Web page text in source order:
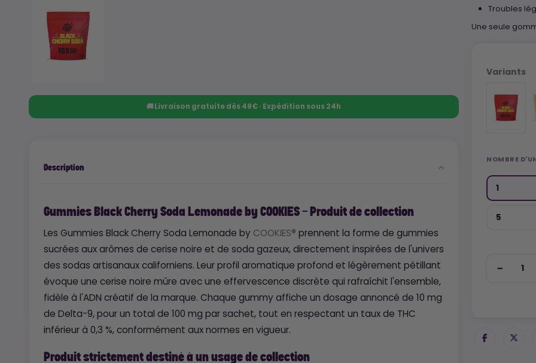
🚚 Livraison gratuite dès 49€ · Expédition sous 24h
Description
Gummies Black Cherry Soda Lemonade by COOKIES - Produit de collection
Les Gummies Black Cherry Soda Lemonade by COOKIES® prennent la forme de gummies
sucrées aux arômes de cerise noire et de soda gazeux, directement inspirées de l'univers
des sodas artisanaux californiens. Leur profil aromatique profond et légèrement pétillant
évoque une cerise noire mûre avec une effervescence discrète qui rafraîchit l'ensemble,
fidèle à l'ADN créatif de la marque. Chaque gummy affiche un dosage annoncé de 10 mg
de Delta-9, pour un total de 100 mg par sachet, tout en respectant un taux de THC
inférieur à 0,3 %, conformément aux normes en vigueur.
Produit strictement destiné à un usage de collection
Troubles
Une seule
Variants
NOMBRE
1
5